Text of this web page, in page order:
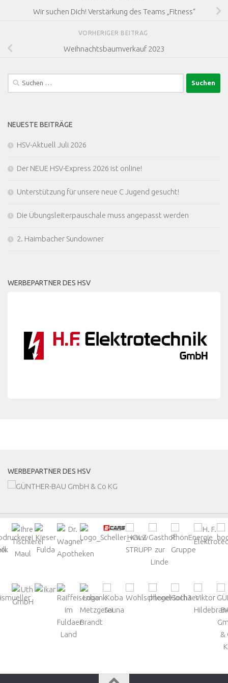
Wir suchen Dich! Verstärkung des Teams „Fitness“
VORHERIGER BEITRAG
Weihnachtsbaumverkauf 2023
Suchen
nach:
NEUESTE BEITRÄGE
HSV-Aktuell Juli 2026
Der NEUE HSV-Express 2026 ist online!
Unterstützung für unsere neue C Jugend gesucht!
Die Übungsleiterpauschale muss angepasst werden
2. Haimbacher Sundowner
WERBEPARTNER DES HSV
WERBEPARTNER DES HSV